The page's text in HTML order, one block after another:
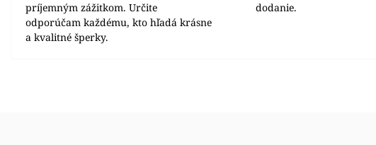
príjemným zážitkom. Určite
odporúčam každému, kto hľadá krásne
a kvalitné šperky.
dodanie.